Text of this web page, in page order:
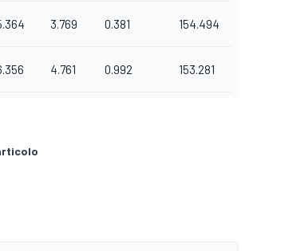
3.769 0.381 154.494
4.761 0.992 153.281